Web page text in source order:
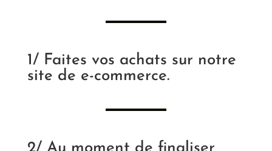
1/ Faites vos achats sur notre
site de e-commerce.